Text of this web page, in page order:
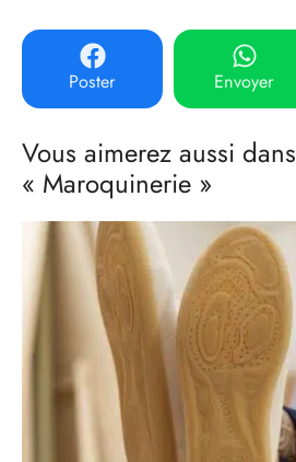
Poster Envoyer
Vous aimerez aussi dans
« Maroquinerie »